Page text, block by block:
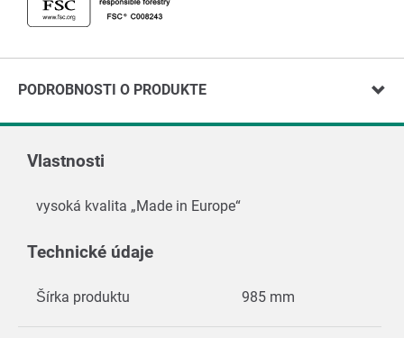
PODROBNOSTI O PRODUKTE
Vlastnosti
vysoká kvalita „Made in Europe“
Technické údaje
Šírka produktu 985 mm